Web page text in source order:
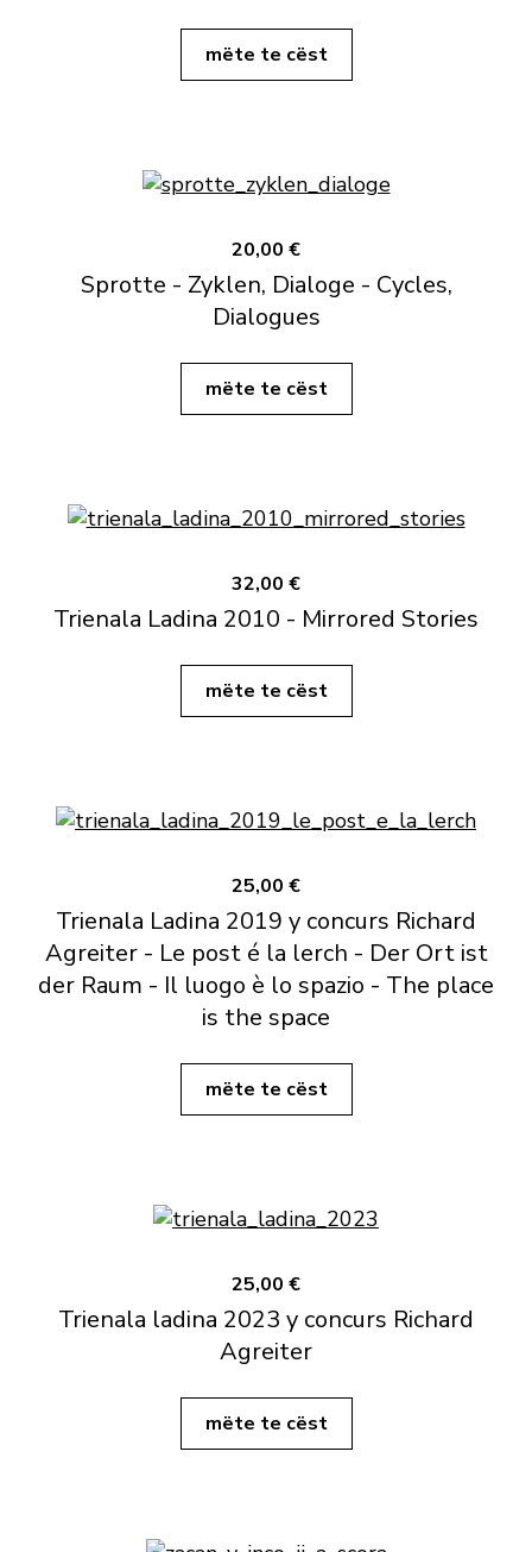
mëte te cëst
20,00 €
Sprotte - Zyklen, Dialoge - Cycles,
Dialogues
mëte te cëst
32,00 €
Trienala Ladina 2010 - Mirrored Stories
mëte te cëst
25,00 €
Trienala Ladina 2019 y concurs Richard
Agreiter - Le post é la lerch - Der Ort ist
der Raum - Il luogo è lo spazio - The place
is the space
mëte te cëst
25,00 €
Trienala ladina 2023 y concurs Richard
Agreiter
mëte te cëst